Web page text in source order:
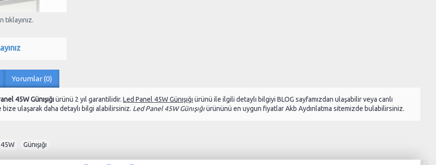
tıklayınız.
Yorumlar (0)
45W Günışığıürünü 2 yıl garantilidir. Led Panel 45W Günışığı ürünü ile ilgili detaylı bilgiyi BLOG sayfamızdan ulaşabilir veya canlı
ulaşarak daha detaylı bilgi alabilirsiniz. Led Panel 45W Günışığıürününü en uygun fiyatlar Akb Aydınlatma sitemizde bulabilirsiniz.
45W Günışığı